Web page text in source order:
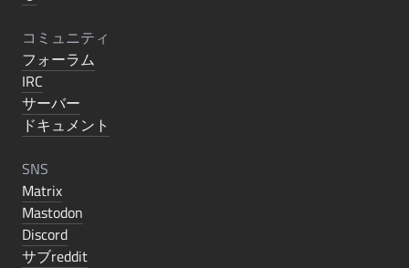
コミュニティ
フォーラム
IRC
サーバー
ドキュメント
SNS
Matrix
Mastodon
Discord
サブreddit